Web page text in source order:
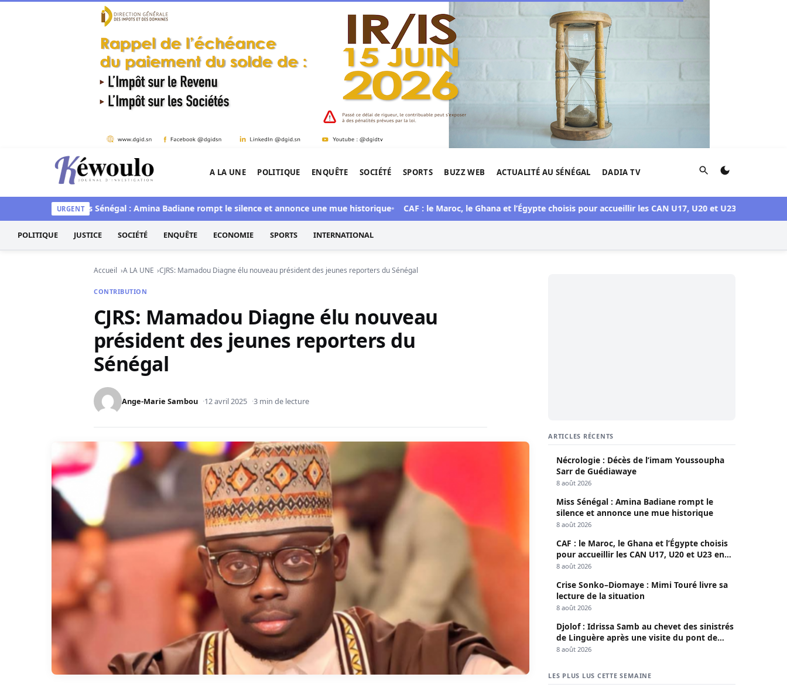
Aller au contenu
Kéwoulo, le premier site d'information et d'investigation de l'Afrique.
A LA UNE POLITIQUE ENQUÊTE SOCIÉTÉ SPORTS BUZZ WEB ACTUALITÉ AU SÉNÉGAL DADIA TV Rechercher
URGENT
Miss Sénégal : Amina Badiane rompt le silence et annonce une mue historique CAF : le Maroc, le Ghana et l’Égypte choisis pour accueillir les CAN U17, U20 et U23 en 2027
POLITIQUE JUSTICE SOCIÉTÉ ENQUÊTE ECONOMIE SPORTS INTERNATIONAL
Accueil A LA UNE CJRS: Mamadou Diagne élu nouveau président des jeunes reporters du Sénégal
CONTRIBUTION
CJRS: Mamadou Diagne élu nouveau
président des jeunes reporters du
Sénégal
Ange-Marie Sambou 12 avril 2025 3 min de lecture
ARTICLES RÉCENTS
Nécrologie : Décès de l’imam Youssoupha
Sarr de Guédiawaye
8 août 2026
Miss Sénégal : Amina Badiane rompt le
silence et annonce une mue historique
8 août 2026
CAF : le Maroc, le Ghana et l’Égypte choisis
pour accueillir les CAN U17, U20 et U23 en
2027
8 août 2026
Crise Sonko–Diomaye : Mimi Touré livre sa
lecture de la situation
8 août 2026
Djolof : Idrissa Samb au chevet des sinistrés
de Linguère après une visite du pont de
Thylla
8 août 2026
LES PLUS LUS CETTE SEMAINE